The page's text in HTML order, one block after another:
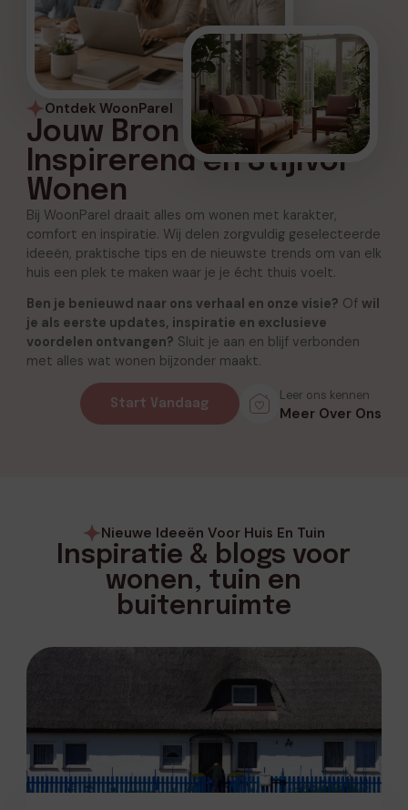
Ontdek WoonParel
Jouw Bron voor
Inspirerend en Stijlvol
Wonen
Bij WoonParel draait alles om wonen met karakter,
comfort en inspiratie. Wij delen zorgvuldig geselecteerde
ideeën, praktische tips en de nieuwste trends om van elk
huis een plek te maken waar je je écht thuis voelt.
Ben je benieuwd naar ons verhaal en onze visie? Of wil
je als eerste updates, inspiratie en exclusieve
voordelen ontvangen? Sluit je aan en blijf verbonden
met alles wat wonen bijzonder maakt.
Start Vandaag
Leer ons kennen
Meer Over Ons
Nieuwe Ideeën Voor Huis En Tuin
Inspiratie & blogs voor
wonen, tuin en
buitenruimte